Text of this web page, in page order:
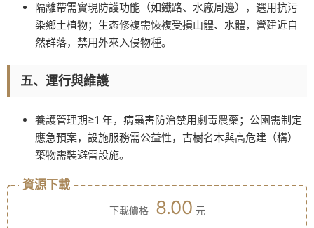
隔離帶需實現防護功能（如鐵路、水廠周邊），選用抗污
染鄉土植物；生态修複需恢複受損山體、水體，營建近自
然群落，禁用外來入侵物種。
五、運行與維護
養護管理期≥1 年，病蟲害防治禁用劇毒農藥；公園需制定
應急預案，設施服務需公益性，古樹名木與高危建（構）
築物需裝避雷設施。
資源下載
下載價格 8.00 元